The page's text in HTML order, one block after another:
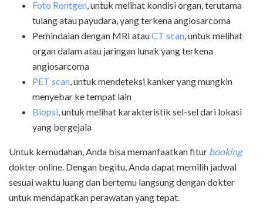
Foto Rontgen, untuk melihat kondisi organ, terutama
tulang atau payudara, yang terkena angiosarcoma
Pemindaian dengan MRI atauCT scan, untuk melihat
organ dalam atau jaringan lunak yang terkena
angiosarcoma
PET scan, untuk mendeteksi kanker yang mungkin
menyebar ke tempat lain
Biopsi, untuk melihat karakteristik sel-sel dari lokasi
yang bergejala
Untuk kemudahan, Anda bisa memanfaatkan fitur booking
dokter online. Dengan begitu, Anda dapat memilih jadwal
sesuai waktu luang dan bertemu langsung dengan dokter
untuk mendapatkan perawatan yang tepat.